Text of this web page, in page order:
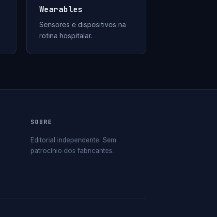
Wearables
Sensores e dispositivos na
rotina hospitalar.
SOBRE
Editorial independente. Sem
patrocínio dos fabricantes.